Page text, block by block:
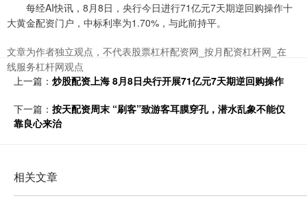
每经AI快讯，8月8日，央行今日进行71亿元7天期逆回购操作十
大黄金配资门户，中标利率为1.70%，与此前持平。
文章为作者独立观点，不代表股票杠杆配资网_按月配资杠杆网_在
线服务杠杆网观点
上一篇： 炒股配资上海 8月8日央行开展71亿元7天期逆回购操作
下一篇： 按天配资周末 “刷客”致游客耳膜穿孔，潜水乱象不能仅
靠良心来治
相关文章